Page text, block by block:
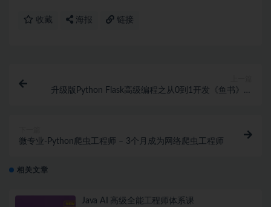
收藏 海报 链接
升级版Python Flask高级编程之从0到1开发《鱼书》精
微专业-Python爬虫工程师 – 3个月成为网络爬虫工程师
相关文章
Java AI 高级全能工程师体系课